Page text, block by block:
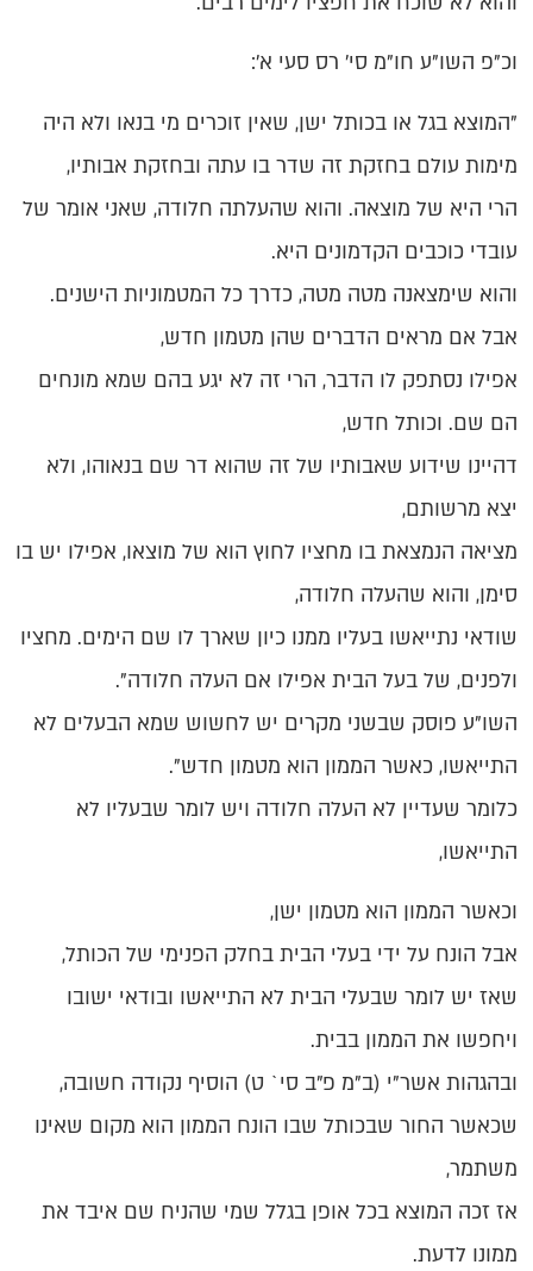
וכ"פ השו"ע חו"מ סי' רס סעי א':
"המוצא בגל או בכותל ישן, שאין זוכרים מי בנאו ולא היה
מימות עולם בחזקת זה שדר בו עתה ובחזקת אבותיו,
הרי היא של מוצאה. והוא שהעלתה חלודה, שאני אומר של
עובדי כוכבים הקדמונים היא.
והוא שימצאנה מטה מטה, כדרך כל המטמוניות הישנים.
אבל אם מראים הדברים שהן מטמון חדש,
אפילו נסתפק לו הדבר, הרי זה לא יגע בהם שמא מונחים
הם שם. וכותל חדש,
דהיינו שידוע שאבותיו של זה שהוא דר שם בנאוהו, ולא
יצא מרשותם,
מציאה הנמצאת בו מחציו לחוץ הוא של מוצאו, אפילו יש בו
סימן, והוא שהעלה חלודה,
שודאי נתייאשו בעליו ממנו כיון שארך לו שם הימים. מחציו
ולפנים, של בעל הבית אפילו אם העלה חלודה".
השו"ע פוסק שבשני מקרים יש לחשוש שמא הבעלים לא
התייאשו, כאשר הממון הוא מטמון חדש".
כלומר שעדיין לא העלה חלודה ויש לומר שבעליו לא
התייאשו,
וכאשר הממון הוא מטמון ישן,
אבל הונח על ידי בעלי הבית בחלק הפנימי של הכותל,
שאז יש לומר שבעלי הבית לא התייאשו ובודאי ישובו
ויחפשו את הממון בבית.
ובהגהות אשר"י (ב"מ פ"ב סי` ט) הוסיף נקודה חשובה,
שכאשר החור שבכותל שבו הונח הממון הוא מקום שאינו
משתמר,
אז זכה המוצא בכל אופן בגלל שמי שהניח שם איבד את
ממונו לדעת.